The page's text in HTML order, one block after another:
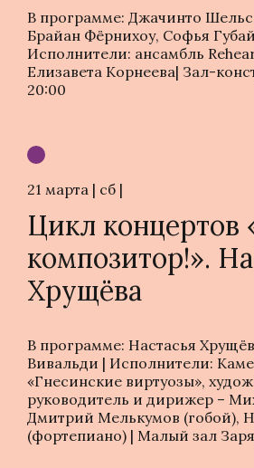
В программе: Джачинто
Брайан Фёрнихоу, Софья
Исполнители: ансамбль
Елизавета Корнеева| Зал-
20:00
21 марта | сб |
Цикл концертов
композитор!».
Хрущёва
В программе: Настасья
Вивальди | Исполнители:
«Гнесинские виртуозы»,
руководитель и дирижер –
Дмитрий Мелькумов (гобой),
(фортепиано) | Малый зал